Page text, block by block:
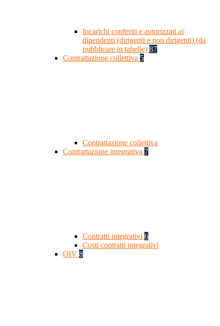
Incarichi conferiti e autorizzati ai
dipendenti (dirigenti e non dirigenti) (da
pubblicare in tabelle) 87
Contrattazione collettiva 5
Contrattazione collettiva
Contrattazione integrativa 7
Contratti integrativi 6
Costi contratti integrativi
OIV 8